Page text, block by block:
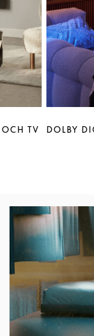
TV DOLBY
Event Image